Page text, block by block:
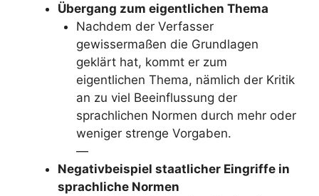
Übergang zum eigentlichen Thema
Nachdem der Verfasser
gewissermaßen die Grundlagen
geklärt hat, kommt er zum
eigentlichen Thema, nämlich der Kritik
an zu viel Beeinflussung der
sprachlichen Normen durch mehr oder
weniger strenge Vorgaben.
—
Negativbeispiel staatlicher Eingriffe in
sprachliche Normen